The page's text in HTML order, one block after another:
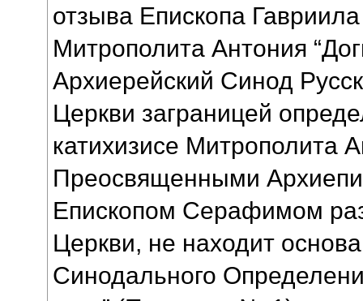
отзыва Епископа
Митрополита Антония
Архиерейский Синод
Церкви заграницей
катихизисе Митрополита
Преосвященными
Епископом Серафимом
Церкви, не находит
Синодального